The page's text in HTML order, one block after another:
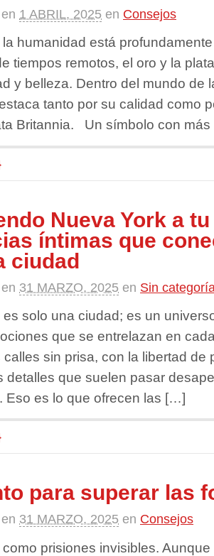
en 1 ABRIL, 2025 en Consejos
humanidad está
tiempos remotos, el oro y la
y belleza. Dentro del mundo de
tanto por su calidad como
Britannia. Un símbolo con
Nueva York a
íntimas que
ciudad
en 31 MARZO, 2025 en Sin
es solo una ciudad; es un
que se entrelazan en
sin prisa, con la libertad de
detalles que suelen pasar
Eso es lo que ofrecen las […]
para superar las
en 31 MARZO, 2025 en Consejos
prisiones invisibles.